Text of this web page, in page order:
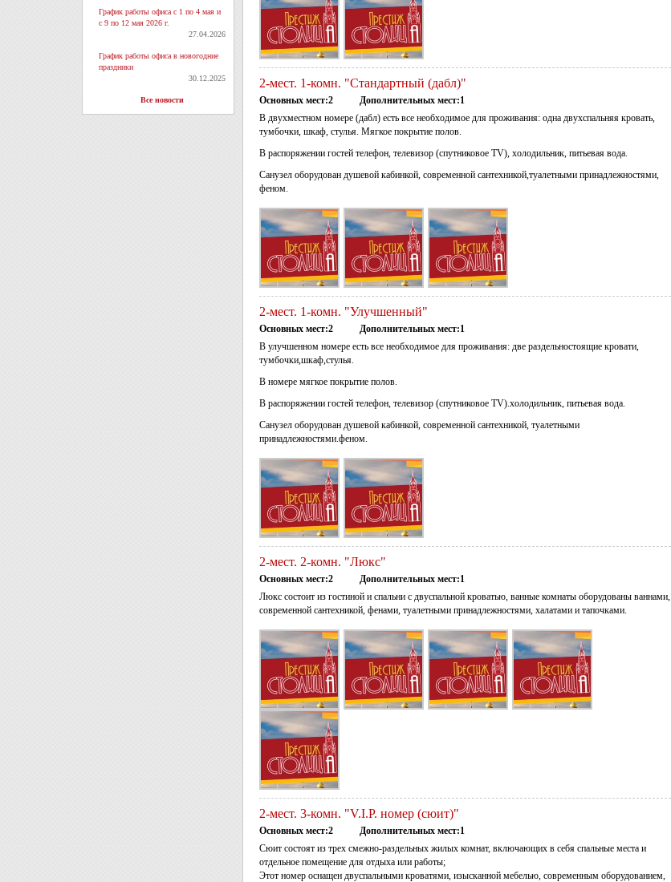
График работы офиса с 1 по 4 мая и
с 9 по 12 мая 2026 г.
27.04.2026
График работы офиса в новогодние
праздники
30.12.2025
Все новости
2-мест. 1-комн. "Стандартный (дабл)"
Основных мест:2
Дополнительных мест:1
В двухместном номере (дабл) есть все необходимое для проживания: одна двухспальняя кровать,
тумбочки, шкаф, стулья. Мягкое покрытие полов.
В распоряжении гостей телефон, телевизор (спутниковое TV), холодильник, питьевая вода.
Санузел оборудован душевой кабинкой, современной сантехникой,туалетными принадлежностями,
феном.
2-мест. 1-комн. "Улучшенный"
Основных мест:2
Дополнительных мест:1
В улучшенном номере есть все необходимое для проживания: две раздельностоящие кровати,
тумбочки,шкаф,стулья.
В номере мягкое покрытие полов.
В распоряжении гостей телефон, телевизор (спутниковое TV).холодильник, питьевая вода.
Санузел оборудован душевой кабинкой, современной сантехникой, туалетными
принадлежностями.феном.
2-мест. 2-комн. "Люкс"
Основных мест:2
Дополнительных мест:1
Люкс состоит из гостиной и спальни с двуспальной кроватью, ванные комнаты оборудованы ваннами,
современной сантехникой, фенами, туалетными принадлежностями, халатами и тапочками.
2-мест. 3-комн. "V.I.P. номер (сюит)"
Основных мест:2
Дополнительных мест:1
Сюит состоят из трех смежно-раздельных жилых комнат, включающих в себя спальные места и
отдельное помещение для отдыха или работы;
Этот номер оснащен двуспальными кроватями, изысканной мебелью, современным оборудованием,